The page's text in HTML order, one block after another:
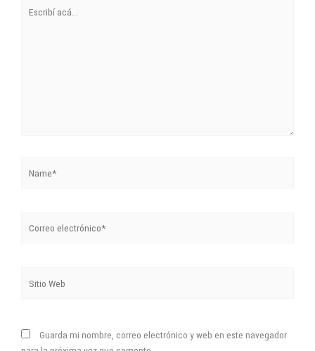
acá...
electrónico*
Web
Guarda mi nombre, correo electrónico y web en este navegador